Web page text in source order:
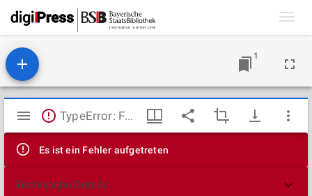
1
Mirador
Viewer
TypeError: Failed to fetch
Es ist ein Fehler aufgetreten
Technische Details